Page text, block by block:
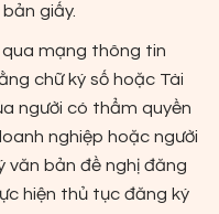
giấy.
qua mạng thông tin
chữ ký số hoặc Tài
người có thẩm quyền
nghiệp hoặc người
văn bản đề nghị đăng
hiện thủ tục đăng ký